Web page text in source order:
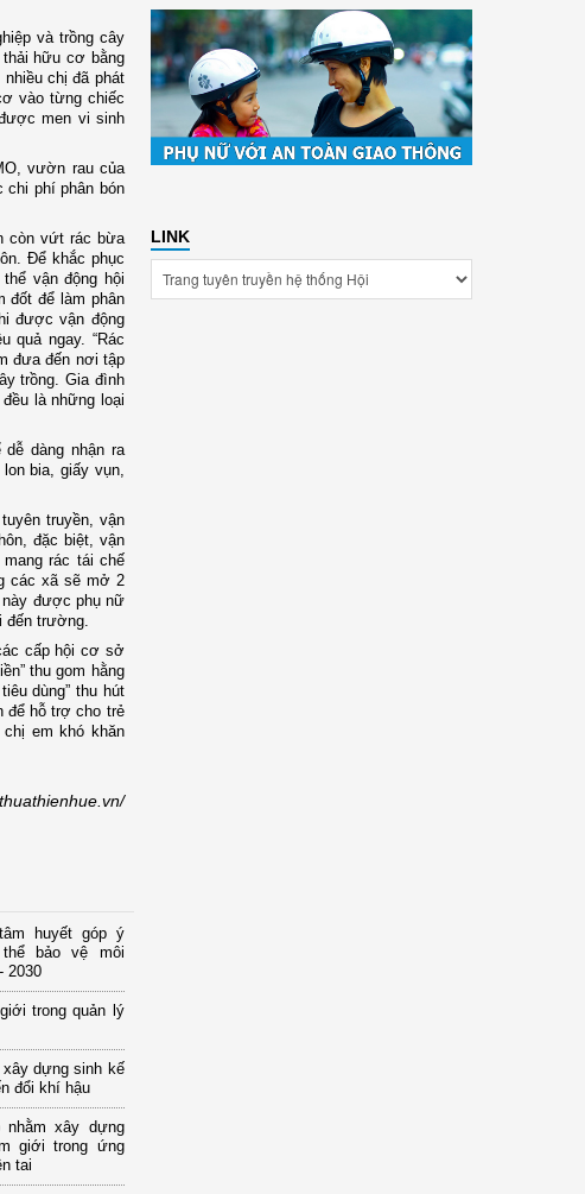
và trồng cây
hữu cơ bằng
chị đã phát
vào từng chiếc
men vi sinh
vườn rau của
chi phí phân bón
còn vứt rác bừa
Để khắc phục
vận động hội
đốt để làm phân
được vận động
quả ngay. “Rác
đưa đến nơi tập
trồng. Gia đình
là những loại
dàng nhận ra
bia, giấy vụn,
truyền, vận
đặc biệt, vận
rác tái chế
các xã sẽ mở 2
này được phụ nữ
đến trường.
cấp hội cơ sở
thu gom hằng
dùng” thu hút
để hỗ trợ cho trẻ
em khó khăn
huyết góp ý
bảo vệ môi
2030
trong quản lý
dựng sinh kế
đổi khí hậu
nhằm xây dựng
giới trong ứng
tai
LINK